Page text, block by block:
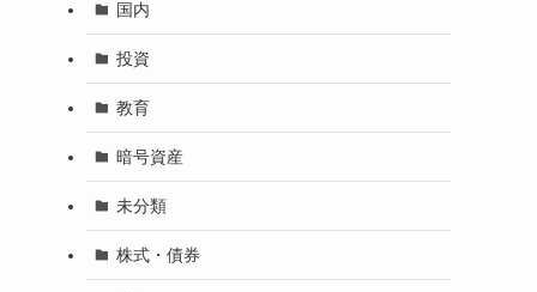
国内
投資
教育
暗号資産
未分類
株式・債券